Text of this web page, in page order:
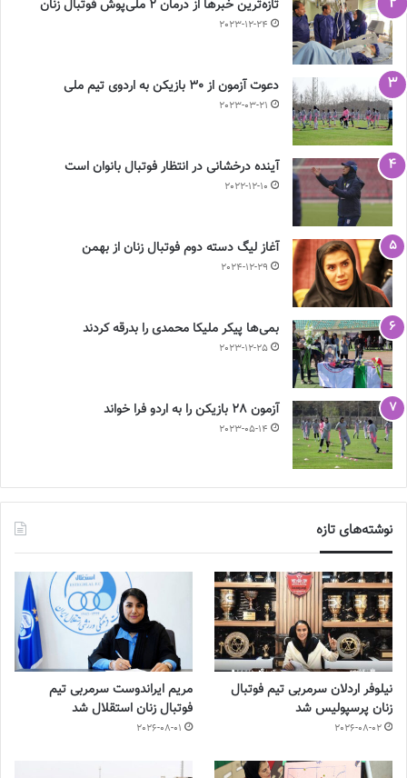
تازه‌ترین خبرها از درمان ۲ ملی‌پوش فوتبال زنان
2023-12-24
دعوت آزمون از 30 بازیکن به اردوی تیم ملی
2023-03-21
آینده درخشانی در انتظار فوتبال بانوان است
2022-12-10
آغاز لیگ دسته دوم فوتبال زنان از بهمن
2024-12-29
بمی‌ها پیکر ملیکا محمدی را بدرقه کردند
2023-12-25
آزمون 28 بازیکن را به اردو فرا خواند
2023-05-14
نوشته‌های تازه
نیلوفر اردلان سرمربی تیم فوتبال
زنان پرسپولیس شد
2026-08-02
مریم ایراندوست سرمربی تیم
فوتبال زنان استقلال شد
2026-08-01